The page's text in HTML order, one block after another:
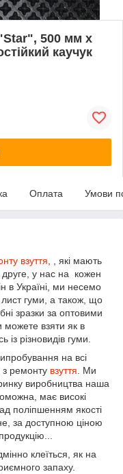
500 мм х
каучук
Оплата Умови
взуття , , які мають
друге, у нас на кожен
в Україні, ми несемо
лист гуми, а також, що
зразки за оптовими
взяти як в
із різновидів гуми.
на всі
з ремонту взуття . Ми
виробництва наша
має високі
поліпшенням якості
за доступною ціною
клеїться, як на
запаху.